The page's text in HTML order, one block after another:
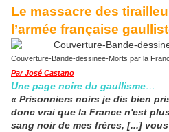
Le massacre des
l’armée française
Couverture-Bande-dessinee-Morts par la
Par José Castano
Une page noire du gaullisme…
« Prisonniers noirs je dis bien
donc vrai que la France n'est
sang noir de mes frères, [...]